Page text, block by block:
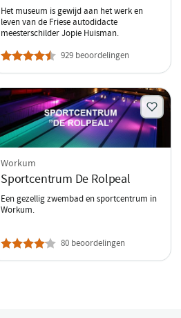
Het museum is gewijd aan het werk en
leven van de Friese autodidacte
meesterschilder Jopie Huisman.
929 beoordelingen
Workum
Sportcentrum De Rolpeal
Een gezellig zwembad en sportcentrum in
Workum.
80 beoordelingen